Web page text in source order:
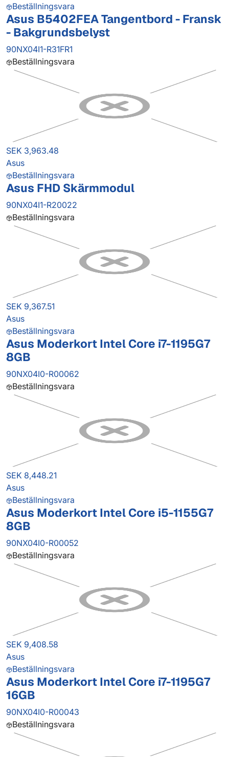
Beställningsvara
Asus B5402FEA Tangentbord - Fransk
- Bakgrundsbelyst
90NX04I1-R31FR1
Beställningsvara
SEK 3,963.48
Asus
Beställningsvara
Asus FHD Skärmmodul
90NX04I1-R20022
Beställningsvara
SEK 9,367.51
Asus
Beställningsvara
Asus Moderkort Intel Core i7-1195G7
8GB
90NX04I0-R00062
Beställningsvara
SEK 8,448.21
Asus
Beställningsvara
Asus Moderkort Intel Core i5-1155G7
8GB
90NX04I0-R00052
Beställningsvara
SEK 9,408.58
Asus
Beställningsvara
Asus Moderkort Intel Core i7-1195G7
16GB
90NX04I0-R00043
Beställningsvara